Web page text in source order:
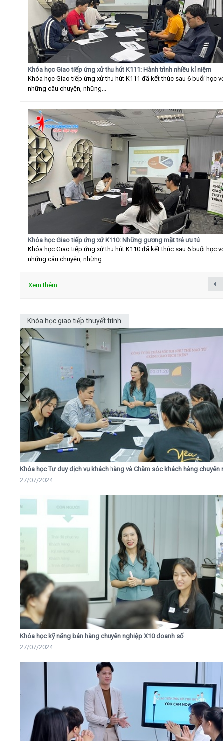
Khóa học Giao tiếp ứng xử thu hút K111: Hành trình nhiều kỉ niệm
Khóa học Giao tiếp ứng xử thu hút K111 đã kết thúc sau 6 buổi học
những câu chuyện, những...
Khóa học Giao tiếp ứng xử K110: Những gương mặt trẻ ưu tú
Khóa học Giao tiếp ứng xử thu hút K110 đã kết thúc sau 6 buổi học
những câu chuyện, những...
Xem thêm
Khóa học giao tiếp thuyết trình
Khóa học Tư duy dịch vụ khách hàng và Chăm sóc khách hàng chuyên
27/07/2024
Khóa học kỹ năng bán hàng chuyên nghiệp X10 doanh số
27/07/2024